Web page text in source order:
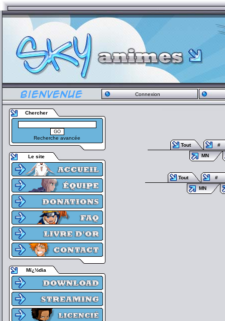
Connexion
Chercher
Recherche avancée
Le site
Mï¿½dia
Tout
#
MN
Tout
#
MN